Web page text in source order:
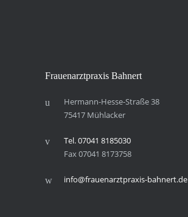
Frau­en­arzt­pra­xis Bahnert
Hermann-Hesse-Straße 38
75417 Mühlacker
Tel. 07041 8185030
Fax 07041 8173758
info@frauenarztpraxis-bahnert.de